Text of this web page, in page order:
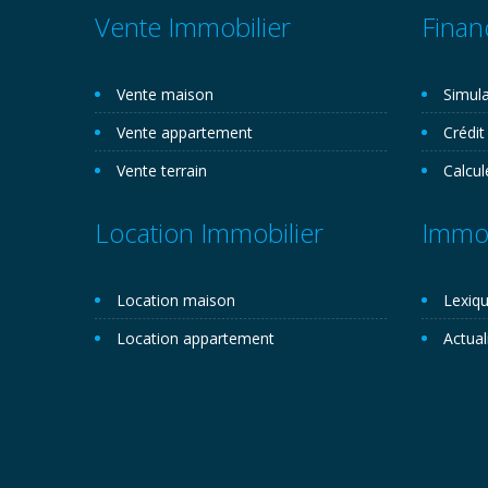
Vente Immobilier
Vente maison
Vente appartement
Vente terrain
Location Immobilier
Location maison
Location appartement